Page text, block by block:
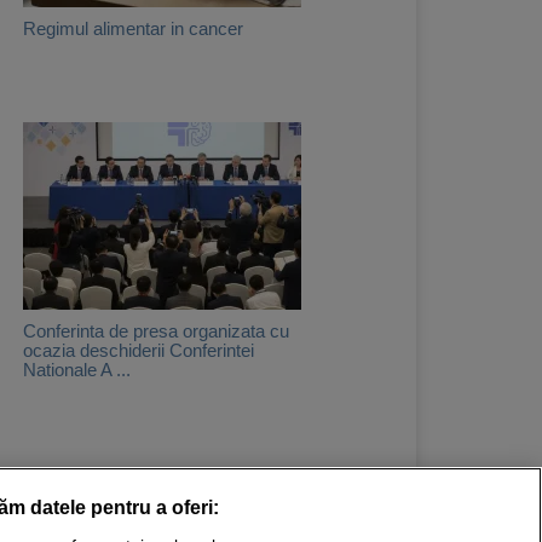
Regimul alimentar in cancer
Conferinta de presa organizata cu
ocazia deschiderii Conferintei
Nationale A ...
datele pentru a oferi: